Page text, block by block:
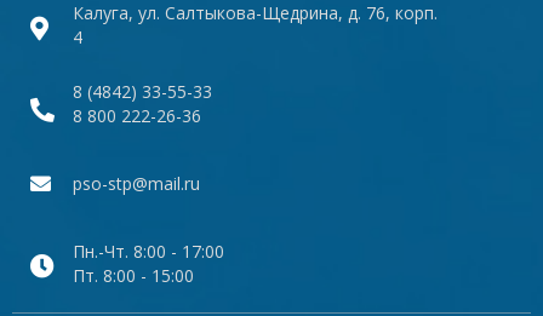
Калуга, ул. Салтыкова-Щедрина, д. 76, корп.
4
8 (4842) 33-55-33
8 800 222-26-36
pso-stp@mail.ru
Пн.-Чт. 8:00 - 17:00
Пт. 8:00 - 15:00